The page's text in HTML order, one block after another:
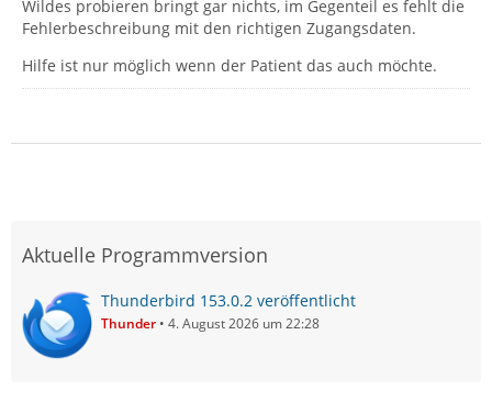
Wildes probieren bringt gar nichts, im Gegenteil es fehlt die
Fehlerbeschreibung mit den richtigen Zugangsdaten.
Hilfe ist nur möglich wenn der Patient das auch möchte.
Aktuelle Programmversion
Thunderbird 153.0.2 veröffentlicht
Thunder 4. August 2026 um 22:28